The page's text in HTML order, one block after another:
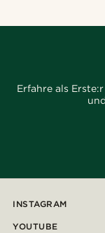
Erfahre als
INSTAGRAM
YOUTUBE